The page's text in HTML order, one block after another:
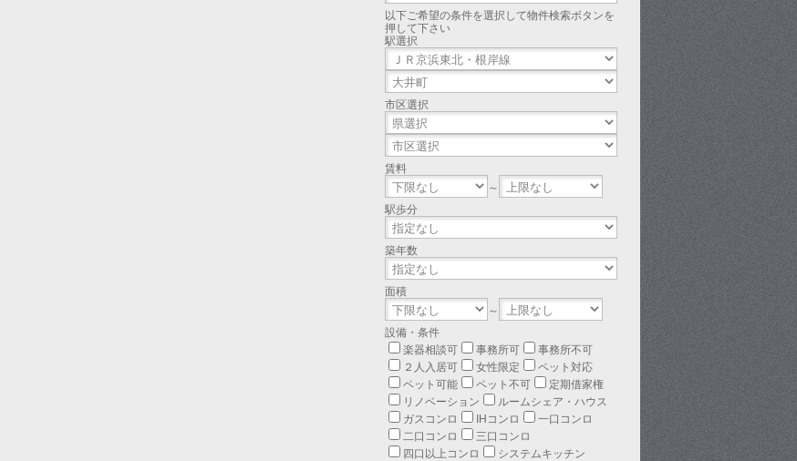
以下ご希望の条件を選択して物件検索ボタンを
押して下さい
駅選択
市区選択
賃料
～
駅歩分
築年数
面積
～
設備・条件
楽器相談可
事務所可
事務所不可
２人入居可
女性限定
ペット対応
ペット可能
ペット不可
定期借家権
リノベーション
ルームシェア・ハウス
ガスコンロ
IHコンロ
一口コンロ
二口コンロ
三口コンロ
四口以上コンロ
システムキッチン